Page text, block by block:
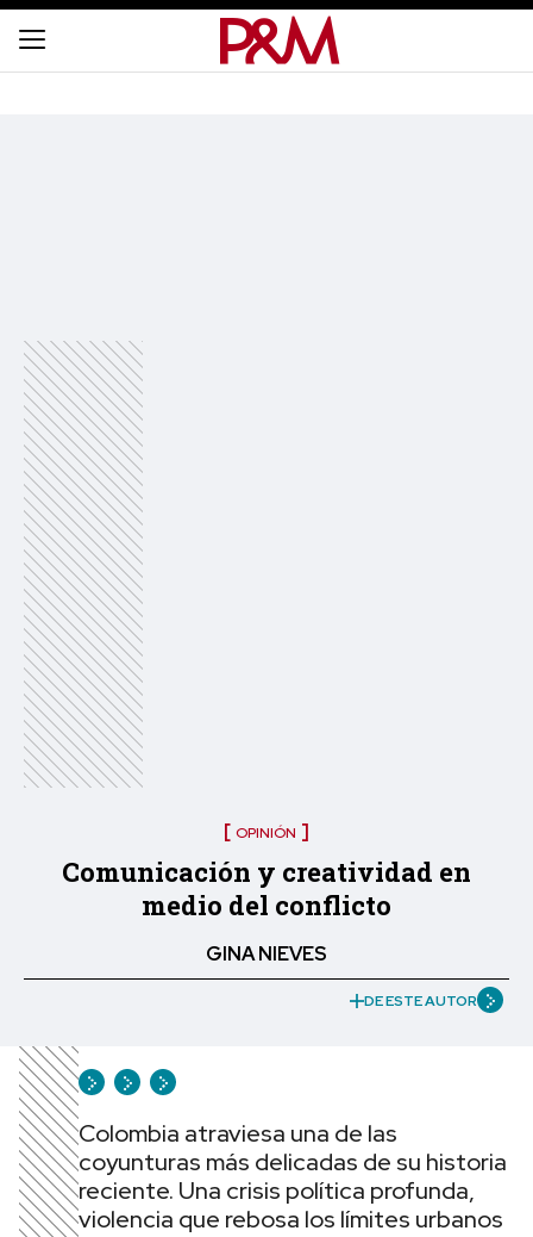
OPINIÓN
Comunicación y creatividad en
medio del conflicto
GINA NIEVES
DE ESTE AUTOR
Colombia atraviesa una de las
coyunturas más delicadas de su historia
reciente. Una crisis política profunda,
violencia que rebosa los límites urbanos